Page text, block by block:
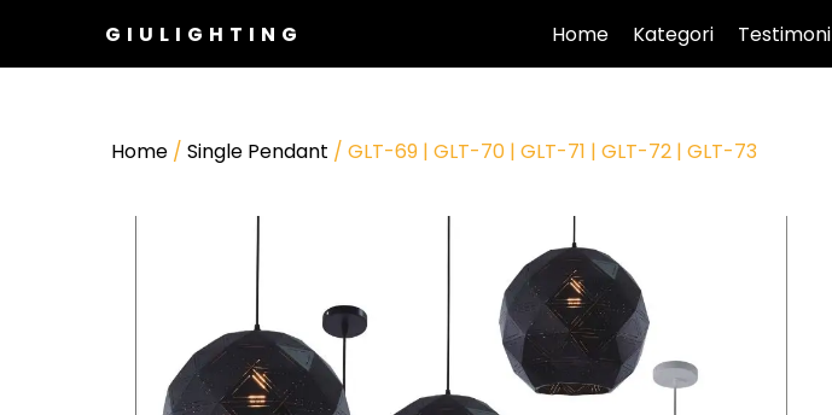
GIULIGHTING Home Kategori Testimoni
Home / Single Pendant / GLT-69 | GLT-70 | GLT-71 | GLT-72 | GLT-73